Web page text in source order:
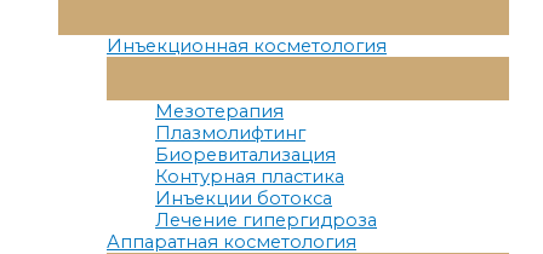
Меню
Инъекционная косметология
Меню
Мезотерапия
Плазмолифтинг
Биоревитализация
Контурная пластика
Инъекции ботокса
Лечение гипергидроза
Аппаратная косметология